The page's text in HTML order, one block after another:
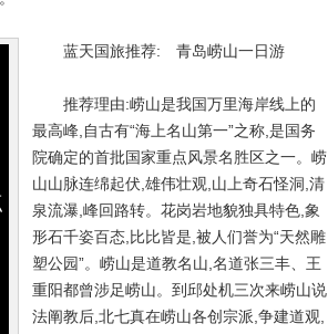
蓝天国旅推荐: 青岛崂山一日游
推荐理由:崂山是我国万里海岸线上的
最高峰,自古有“海上名山第一”之称,是国务
院确定的首批国家重点风景名胜区之一。崂
山山脉连绵起伏,雄伟壮观,山上奇石怪洞,清
泉流瀑,峰回路转。花岗岩地貌独具特色,象
形石千姿百态,比比皆是,被人们誉为“天然雕
塑公园”。崂山是道教名山,名道张三丰、王
重阳都曾涉足崂山。到邱处机三次来崂山说
法阐教后,北七真在崂山各创宗派,争建道观,